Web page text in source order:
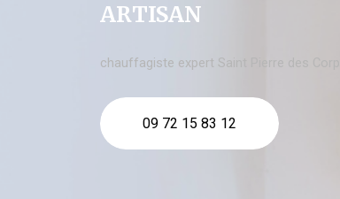
ARTISAN
chauffagiste expert Saint Pierre des Corps
09 72 15 83 12